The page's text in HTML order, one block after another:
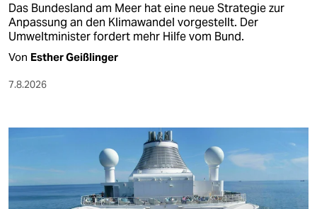
Das Bundesland am Meer hat eine neue Strategie zur
Anpassung an den Klimawandel vorgestellt. Der
Umweltminister fordert mehr Hilfe vom Bund.
Von Esther Geißlinger
7.8.2026